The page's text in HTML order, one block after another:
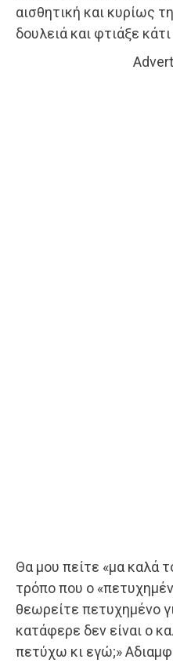
αισθητική και κυρίως
δουλειά και φτιάξε
Θα μου πείτε «μα καλά
τρόπο που ο
θεωρείτε πετυχημένο
κατάφερε δεν είναι ο
πετύχω κι εγώ;»